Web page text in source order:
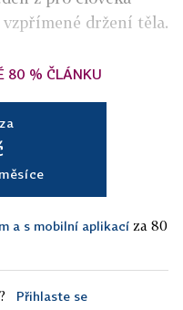
držení těla.
80 % ČLÁNKU
a s mobilní aplikací za 80
Přihlaste se